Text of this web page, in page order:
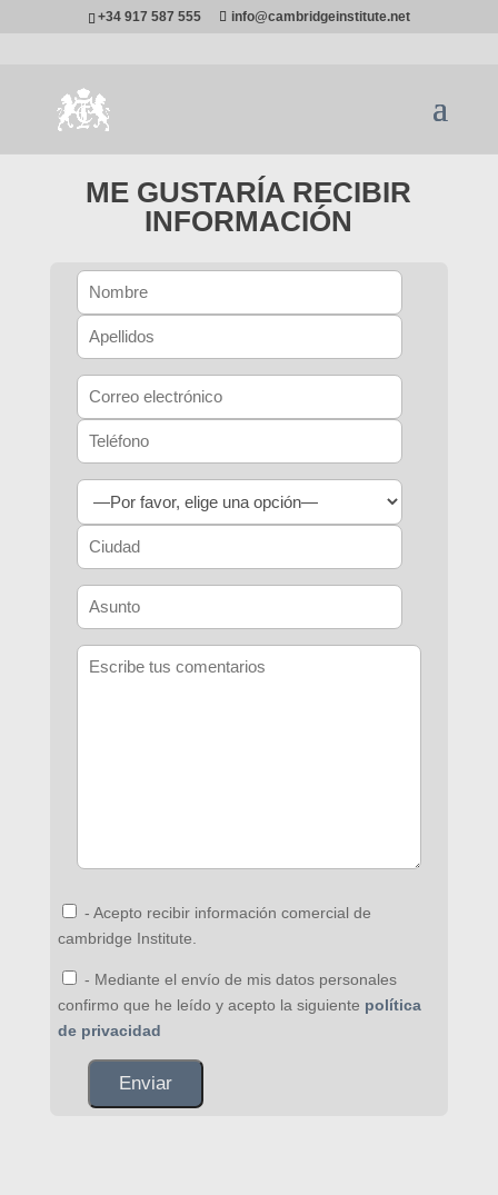
+34 917 587 555 info@cambridgeinstitute.net
ME GUSTARÍA RECIBIR
INFORMACIÓN
- Acepto recibir información comercial de
cambridge Institute.
- Mediante el envío de mis datos personales
confirmo que he leído y acepto la siguiente política
de privacidad